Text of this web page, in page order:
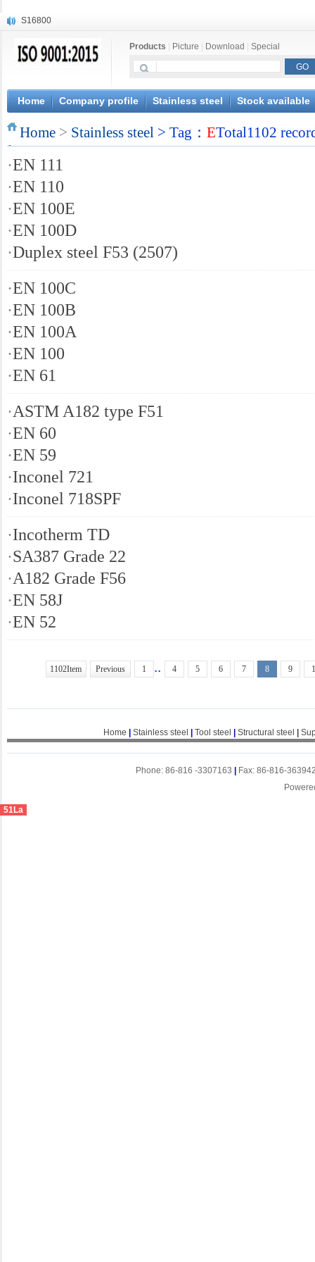
S16800
X20CrMoWV12-1
X6CrNiWNb16-16
1.4945
X3CrNiN18-11
NiCr20TiAl
S132
Products Picture Download Special
Home Company profile Stainless steel Stock available
Home > Stainless steel > Tag： ETotal1102
·EN 111
·EN 110
·EN 100E
·EN 100D
·Duplex steel F53 (2507)
·EN 100C
·EN 100B
·EN 100A
·EN 100
·EN 61
·ASTM A182 type F51
·EN 60
·EN 59
·Inconel 721
·Inconel 718SPF
·Incotherm TD
·SA387 Grade 22
·A182 Grade F56
·EN 58J
·EN 52
1102Item Previous 1 .. 4 5 6 7 8 9
Home Stainless steel Tool steel Structural steel
Phone: 86-816 -3307163
Fax: 86-816-
51La